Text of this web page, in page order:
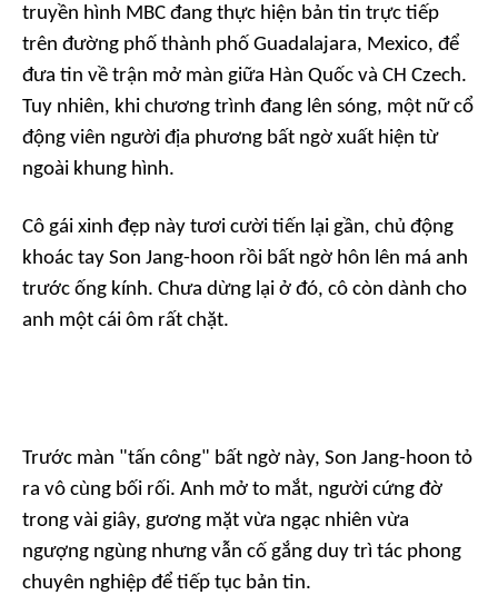
truyền hình MBC đang thực hiện bản tin trực tiếp
trên đường phố thành phố Guadalajara, Mexico, để
đưa tin về trận mở màn giữa Hàn Quốc và CH Czech.
Tuy nhiên, khi chương trình đang lên sóng, một nữ cổ
động viên người địa phương bất ngờ xuất hiện từ
ngoài khung hình.
Cô gái xinh đẹp này tươi cười tiến lại gần, chủ động
khoác tay Son Jang-hoon rồi bất ngờ hôn lên má anh
trước ống kính. Chưa dừng lại ở đó, cô còn dành cho
anh một cái ôm rất chặt.
Trước màn "tấn công" bất ngờ này, Son Jang-hoon tỏ
ra vô cùng bối rối. Anh mở to mắt, người cứng đờ
trong vài giây, gương mặt vừa ngạc nhiên vừa
ngượng ngùng nhưng vẫn cố gắng duy trì tác phong
chuyên nghiệp để tiếp tục bản tin.